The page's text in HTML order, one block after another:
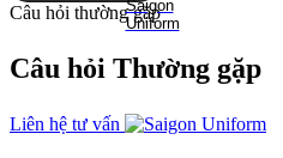
Câu hỏi thường gặp
Câu hỏi Thường gặp
Liên hệ tư vấn